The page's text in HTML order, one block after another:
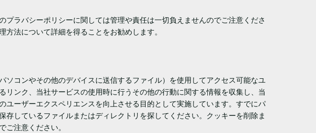
ラバシーポリシーに関しては管理や責任は一切負えませんのでご注意くださ
法について詳細を得ることをお勧めします。
コンやその他のデバイスに送信するファイル）を使用してアクセス可能なユ
ンク、当社サービスの使用時に行うその他の行動に関する情報を収集し、当
ーザーエクスペリエンスを向上させる目的として実施しています。すでにパ
しているファイルまたはディレクトリを探してください。クッキーを削除ま
注意ください。